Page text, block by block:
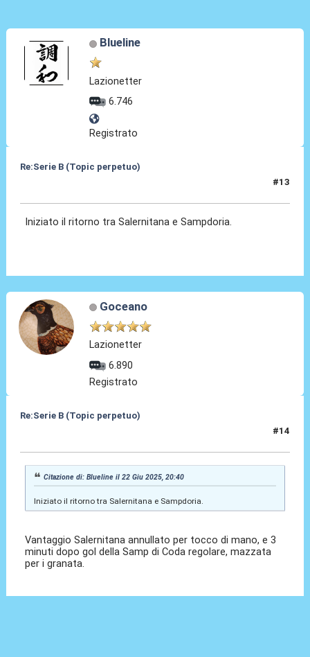
Blueline
Lazionetter
6.746
Registrato
Re:Serie B (Topic perpetuo)
#13
Iniziato il ritorno tra Salernitana e Sampdoria.
Goceano
Lazionetter
6.890
Registrato
Re:Serie B (Topic perpetuo)
#14
Citazione di: Blueline il 22 Giu 2025, 20:40
Iniziato il ritorno tra Salernitana e Sampdoria.
Vantaggio Salernitana annullato per tocco di mano, e 3
minuti dopo gol della Samp di Coda regolare, mazzata
per i granata.